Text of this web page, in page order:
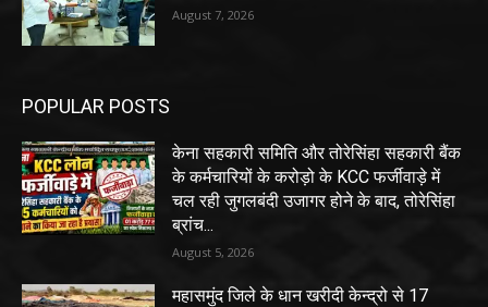
August 7, 2026
POPULAR POSTS
केना सहकारी समिति और तोरेसिंहा सहकारी बैंक
के कर्मचारियों के करोड़ो के KCC फर्जीवाड़े में
चल रही जुगलबंदी उजागर होने के बाद, तोरेसिंहा
ब्रांच...
August 5, 2026
महासमुंद जिले के धान खरीदी केन्द्रो से 17